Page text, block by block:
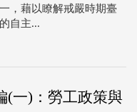
，藉以瞭解戒嚴時期臺
自主...
(一)：勞工政策與